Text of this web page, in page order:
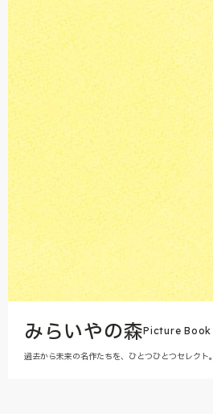
みらいやの森Picture Book
過去から未来の名作たちを、ひとつひとつセレクト。